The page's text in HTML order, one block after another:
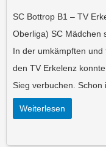
SC Bottrop B1 – TV
Oberliga) SC Mädchen
In der umkämpften
den TV Erkelenz
Sieg verbuchen. Schon
Weiterlesen